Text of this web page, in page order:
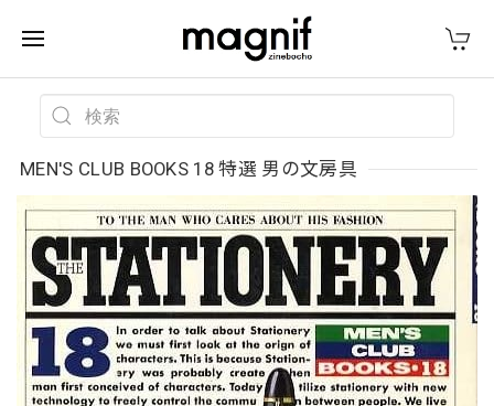
MEN'S CLUB BOOKS 18 特選 男の文房具